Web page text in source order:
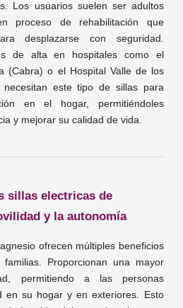
Los usuarios suelen ser adultos
proceso de rehabilitación que
desplazarse con seguridad.
de alta en hospitales como el
(Cabra) o el Hospital Valle de los
necesitan este tipo de sillas para
en el hogar, permitiéndoles
y mejorar su calidad de vida.
sillas electricas de
y la autonomía
ofrecen múltiples beneficios
Proporcionan una mayor
permitiendo a las personas
en su hogar y en exteriores. Esto